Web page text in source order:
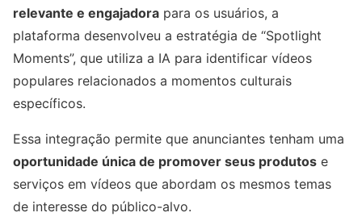
relevante e engajadora para os usuários, a
plataforma desenvolveu a estratégia de “Spotlight
Moments”, que utiliza a IA para identificar vídeos
populares relacionados a momentos culturais
específicos.
Essa integração permite que anunciantes tenham uma
oportunidade única de promover seus produtos e
serviços em vídeos que abordam os mesmos temas
de interesse do público-alvo.